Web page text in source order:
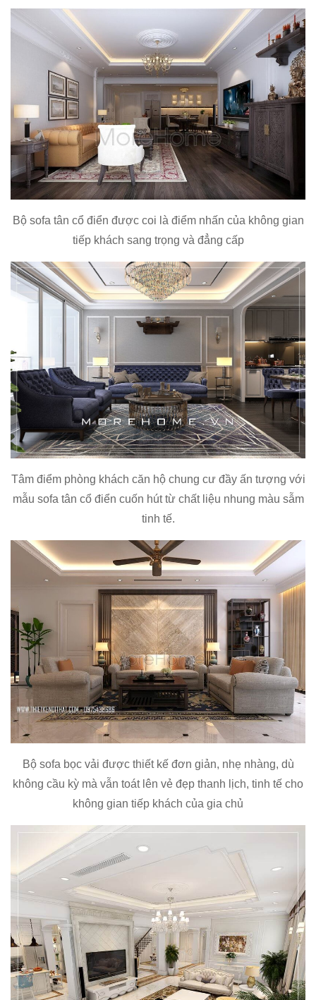
Bộ sofa tân cổ điển được coi là điểm nhấn của không gian
tiếp khách sang trọng và đẳng cấp
Tâm điểm phòng khách căn hộ chung cư đầy ấn tượng với
mẫu sofa tân cổ điển cuốn hút từ chất liệu nhung màu sẫm
tinh tế.
Bộ sofa bọc vải được thiết kế đơn giản, nhẹ nhàng, dù
không cầu kỳ mà vẫn toát lên vẻ đẹp thanh lịch, tinh tế cho
không gian tiếp khách của gia chủ